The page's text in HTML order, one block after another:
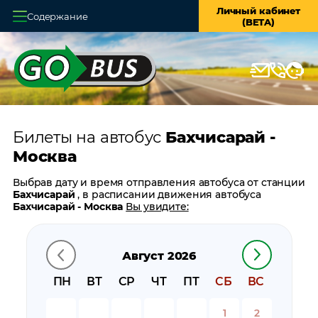
Содержание
Личный кабинет
(BETA)
Главная
О системе
Оплата и доставка
Возврат билетов
Заказ автобуса
Контакты
Билеты на автобус Бахчисарай -
Москва
Август 2026
ПН
ВТ СР ЧТ ПТ СБ ВС
1 2
Выбрав дату и время отправления автобуса от станции
Бахчисарай, в расписании движения автобуса
Бахчисарай - Москва Вы увидите:
время прибытия
время в пути
цену билета